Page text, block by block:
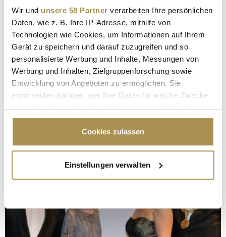
Wir und unsere 58 Partner verarbeiten Ihre persönlichen
Daten, wie z. B. Ihre IP-Adresse, mithilfe von
Technologien wie Cookies, um Informationen auf Ihrem
Gerät zu speichern und darauf zuzugreifen und so
personalisierte Werbung und Inhalte, Messungen von
Werbung und Inhalten, Zielgruppenforschung sowie
Entwicklung von Angeboten zu ermöglichen. Sie
entscheiden darüber, wer Ihre Daten für welche Zwecke
Cookie-Erklärung oder durch Klicken auf das Privacy
Trigger Symbol ändern oder widerrufen
Informationen über Ihre geografische Lage
erfassen, welche bis auf einige Meter genau sein
bestimmten Merkmalen (Fingerprinting) identifizieren
Erfahren Sie mehr darüber, wie Ihre persönlichen Daten
Cookies zulassen
Einstellungen verwalten